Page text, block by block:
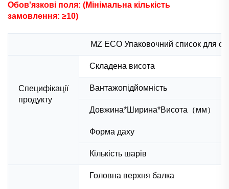
Обов'язкові поля: (Мінімальна кількість
замовлення: ≥10)
MZ ECO Упаковочний список для
Специфікації
продукту
Складена висота
Вантажопідйомність
Довжина*Ширина*Висота（мм）
Форма даху
Кількість шарів
Головна верхня балка